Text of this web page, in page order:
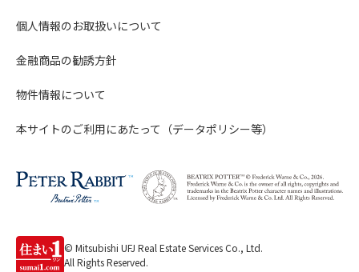
個人情報のお取扱いについて
金融商品の勧誘方針
物件情報について
本サイトのご利用にあたって（データポリシー等）
© Mitsubishi UFJ Real Estate Services Co., Ltd.
All Rights Reserved.